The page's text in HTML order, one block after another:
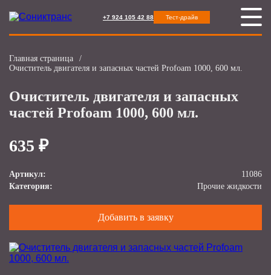
+7 924 105 42 88 Тест-драйв
Главная страница
/
Очиститель двигателя и запасных частей Profoam 1000, 600 мл.
Очиститель двигателя и запасных
частей Profoam 1000, 600 мл.
635 ₽
Артикул:
11086
Категория:
Прочие жидкости
Добавить в заявку